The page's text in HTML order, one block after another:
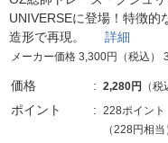
UNIVERSEに登場！特徴的
造形で再現。 詳細
メーカー価格 3,300円（税込）
価格 2,280円 （税
ポイント 228ポイント
（228円相当